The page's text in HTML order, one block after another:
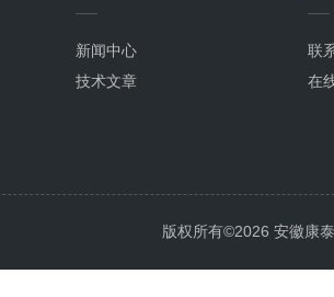
新闻中心
技术文章
联
在
版权所有©2026 安徽康